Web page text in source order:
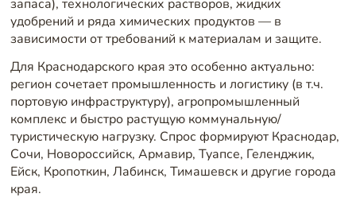
запаса), технологических растворов, жидких
удобрений и ряда химических продуктов — в
зависимости от требований к материалам и защите.
Для Краснодарского края это особенно актуально:
регион сочетает промышленность и логистику (в т.ч.
портовую инфраструктуру), агропромышленный
комплекс и быстро растущую коммунальную/
туристическую нагрузку. Спрос формируют Краснодар,
Сочи, Новороссийск, Армавир, Туапсе, Геленджик,
Ейск, Кропоткин, Лабинск, Тимашевск и другие города
края.